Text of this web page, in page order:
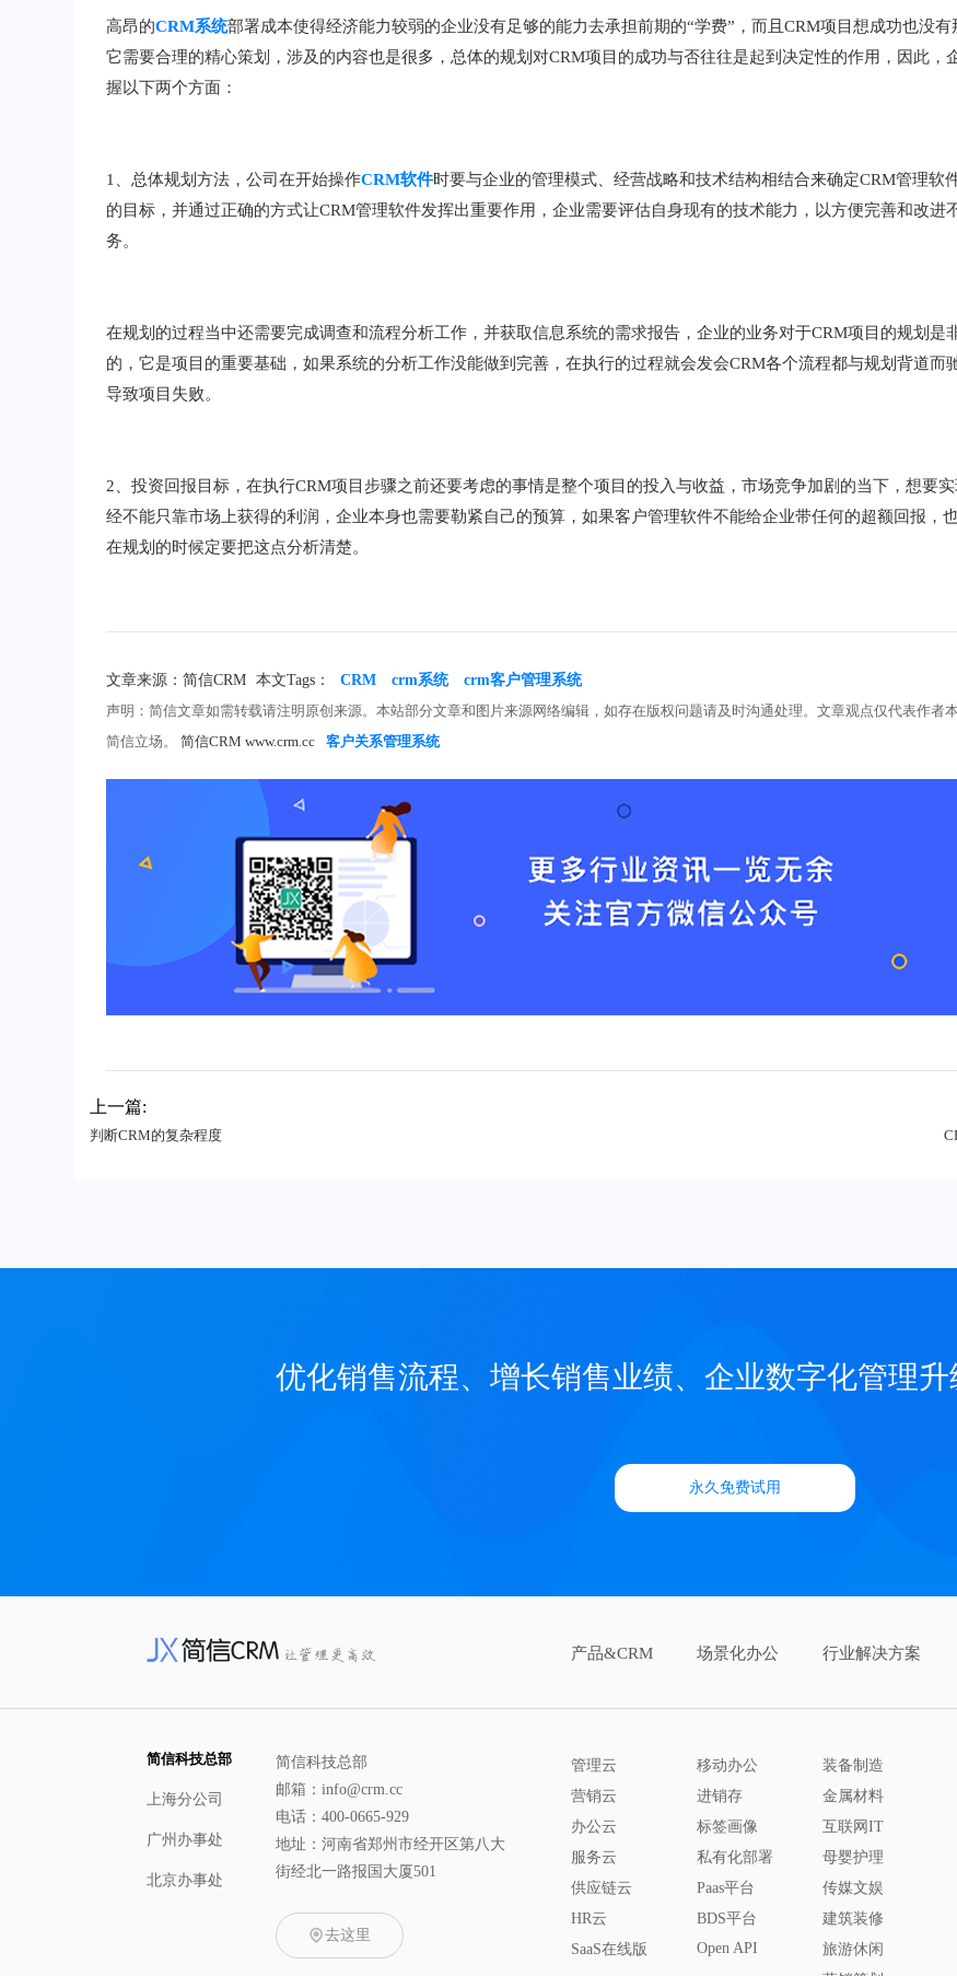
高昂的CRM系统部署成本使得经济能力较弱的企业没有足够的能力去承担前期的“学费”，而且CRM项目想成功也没有
它需要合理的精心策划，涉及的内容也是很多，总体的规划对CRM项目的成功与否往往是起到决定性的作用，因此，
握以下两个方面：
1、总体规划方法，公司在开始操作CRM软件时要与企业的管理模式、经营战略和技术结构相结合来确定CRM管理软
的目标，并通过正确的方式让CRM管理软件发挥出重要作用，企业需要评估自身现有的技术能力，以方便完善和改进
务。
在规划的过程当中还需要完成调查和流程分析工作，并获取信息系统的需求报告，企业的业务对于CRM项目的规划是
的，它是项目的重要基础，如果系统的分析工作没能做到完善，在执行的过程就会发会CRM各个流程都与规划背道而
导致项目失败。
2、投资回报目标，在执行CRM项目步骤之前还要考虑的事情是整个项目的投入与收益，市场竞争加剧的当下，想要
经不能只靠市场上获得的利润，企业本身也需要勒紧自己的预算，如果客户管理软件不能给企业带任何的超额回报，
在规划的时候定要把这点分析清楚。
文章来源：简信CRM 本文Tags： CRM crm系统
crm客户管理系统
声明：简信文章如需转载请注明原创来源。本站部分文章和图片来源网络编辑，如存在版权问题请及时沟通处理。文章观点仅代表作者
简信立场。
简信CRM www.crm.cc 客户关系管理系统
上一篇:
判断CRM的复杂程度
优化销售流程、增长销售业绩、企业数字化管理升
永久免费试用
简信科技总部
上海分公司
广州办事处
北京办事处
简信科技总部
邮箱：info@crm.cc
电话：400-0665-929
地址：河南省郑州市经开区第八大
街经北一路报国大厦501
去这里
产品&CRM
管理云
营销云
办公云
服务云
供应链云
HR云
SaaS在线版
场景化办公
移动办公
进销存
标签画像
私有化部署
Paas平台
BDS平台
Open API
行业解决方案
装备制造
金属材料
互联网IT
母婴护理
传媒文娱
建筑装修
旅游休闲